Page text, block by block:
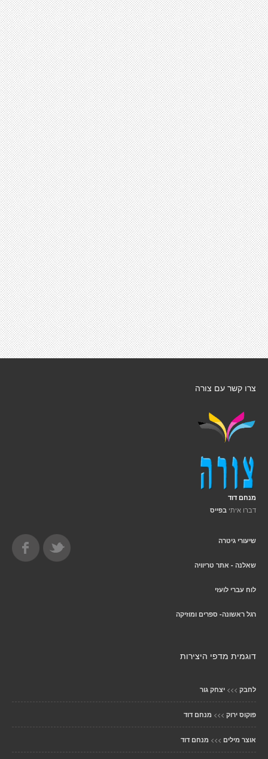
צרו קשר עם צורה
מנחם דוד
דברו איתי בפייס
שיעורי גיטרה
שאלנה - אתר טריוויה
לוח עברי לועזי
רגל ראשונה- ספרים ומוזיקה
דוגמית מדפי היצירות
לחבק >>> יצחק גור
פוקוס ירוק >>> מנחם דוד
אוצר מילים >>> מנחם דוד